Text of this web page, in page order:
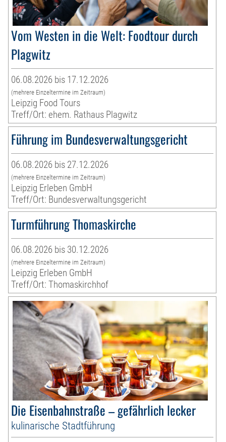
Vom Westen in die Welt: Foodtour durch
Plagwitz
06.08.2026 bis 17.12.2026
(mehrere Einzeltermine im Zeitraum)
Leipzig Food Tours
Treff/Ort: ehem. Rathaus Plagwitz
Führung im Bundesverwaltungsgericht
06.08.2026 bis 27.12.2026
(mehrere Einzeltermine im Zeitraum)
Leipzig Erleben GmbH
Treff/Ort: Bundesverwaltungsgericht
Turmführung Thomaskirche
06.08.2026 bis 30.12.2026
(mehrere Einzeltermine im Zeitraum)
Leipzig Erleben GmbH
Treff/Ort: Thomaskirchhof
Die Eisenbahnstraße – gefährlich lecker
kulinarische Stadtführung